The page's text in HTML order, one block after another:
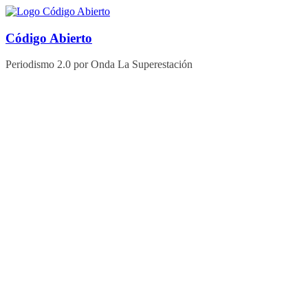
Saltar
contenido
Código Abierto
Periodismo 2.0 por Onda La Superestación